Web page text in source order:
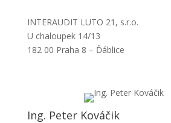
INTERAUDIT LUTO 21, s.r.o.
U chaloupek 14/13
182 00 Praha 8 – Ďáblice
Ing. Peter Kováčik